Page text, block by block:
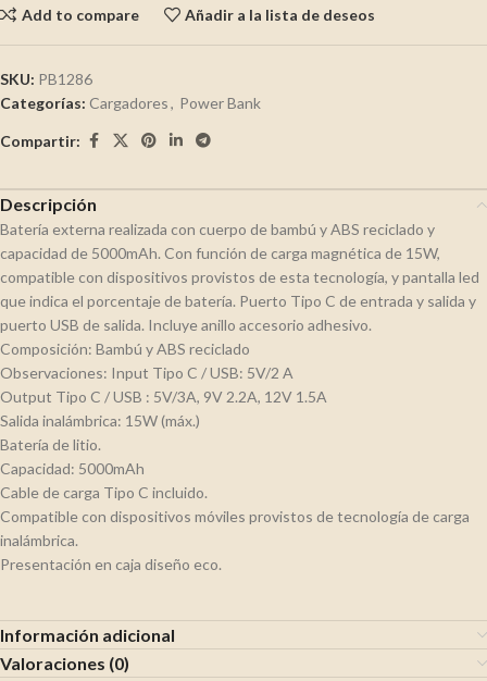
Add to compare Añadir a la lista de deseos
SKU: PB1286
Categorías: Cargadores, Power Bank
Compartir:
Descripción
Batería externa realizada con cuerpo de bambú y ABS reciclado y
capacidad de 5000mAh. Con función de carga magnética de 15W,
compatible con dispositivos provistos de esta tecnología, y pantalla led
que indica el porcentaje de batería. Puerto Tipo C de entrada y salida y
puerto USB de salida. Incluye anillo accesorio adhesivo.
Composición: Bambú y ABS reciclado
Observaciones: Input Tipo C / USB: 5V/2 A
Output Tipo C / USB : 5V/3A, 9V 2.2A, 12V 1.5A
Salida inalámbrica: 15W (máx.)
Batería de litio.
Capacidad: 5000mAh
Cable de carga Tipo C incluido.
Compatible con dispositivos móviles provistos de tecnología de carga
inalámbrica.
Presentación en caja diseño eco.
Información adicional
Valoraciones (0)